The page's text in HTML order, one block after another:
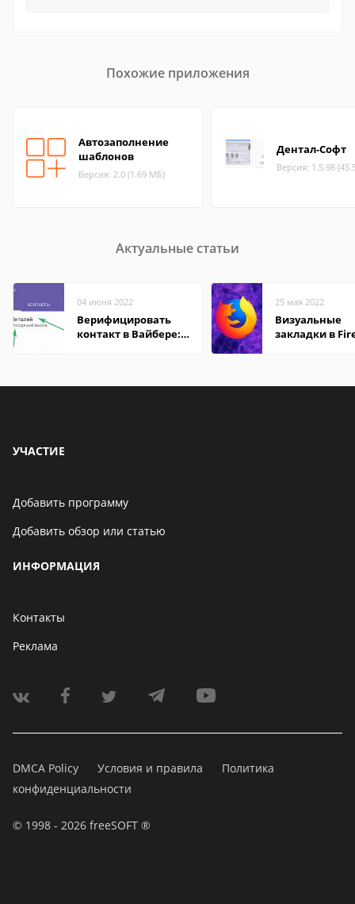
Похожие приложения
Автозаполнение
шаблонов
Версия: 2.0 (1.69 МБ)
Дентал-Софт
Версия: 1.5.98
Актуальные статьи
04 июня 2022
Верифицировать
контакт в Вайбере:
25 мая 2022
Визуальные
закладки в
УЧАСТИЕ
Добавить программу
Добавить обзор или статью
ИНФОРМАЦИЯ
Контакты
Реклама
DMCA Policy Условия и правила
Политика
конфиденциальности
© 1998 - 2026 freeSOFT ®